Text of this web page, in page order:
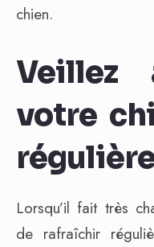
chien.
Veillez
votre
Lorsqu’il fait très
de rafraîchir